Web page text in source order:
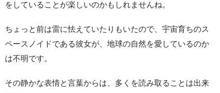
をしていることが楽しいのかもしれませんね。
ちょっと前は雷に怯えていたりもいたので、宇宙育ちのス
ペースノイドである彼女が、地球の自然を愛しているのか
は不明です。
その静かな表情と言葉からは、多くを読み取ることは出来